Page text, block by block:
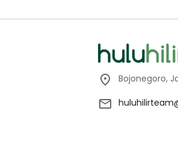
Bojonegoro,